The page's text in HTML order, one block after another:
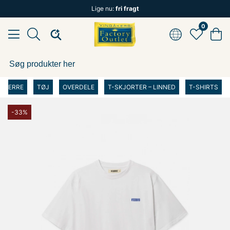
Lige nu: fri fragt
0
HERRE TØJ OVERDELE T-SKJORTER – LINNED T-SHIRTS
-33%